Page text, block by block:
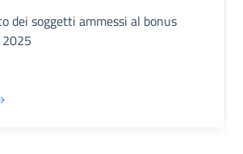
dei soggetti ammessi al bonus
2025